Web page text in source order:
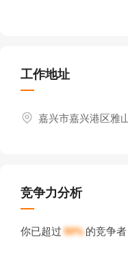
工作地址
嘉兴市嘉兴港区雅
竞争力分析
你已超过50%的竞争者